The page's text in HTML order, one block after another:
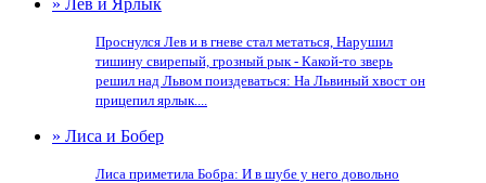
» Лев и Ярлык
Проснулся Лев и в гневе стал метаться, Нарушил
тишину свирепый, грозный рык - Какой-то зверь
решил над Львом поиздеваться: На Львиный хвост он
прицепил ярлык....
» Лиса и Бобер
Лиса приметила Бобра: И в шубе у него довольно